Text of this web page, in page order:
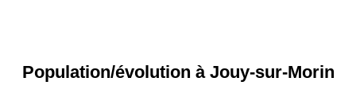
Population/évolution à Jouy-sur-Morin